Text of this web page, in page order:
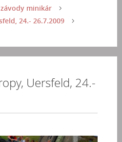
závody minikár
24.- 26.7.2009
Uersfeld, 24.-